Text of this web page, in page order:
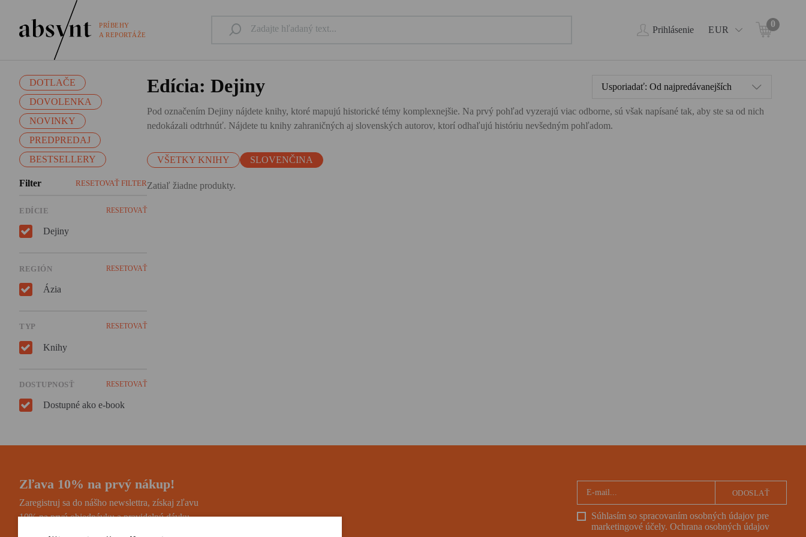
PRÍBEHY
A REPORTÁŽE
Prihlásenie EUR
0
DOTLAČE
DOVOLENKA
NOVINKY
PREDPREDAJ
BESTSELLERY
Filter RESETOVAŤ FILTER
EDÍCIE RESETOVAŤ
Dejiny
REGIÓN RESETOVAŤ
Ázia
TYP RESETOVAŤ
Knihy
DOSTUPNOSŤ RESETOVAŤ
Dostupné ako e-book
Edícia: Dejiny
Pod označením Dejiny nájdete knihy, ktoré mapujú historické témy komplexnejšie. Na prvý pohľad vyzerajú viac odborne, sú však napísané tak, aby ste sa od nich
nedokázali odtrhnúť. Nájdete tu knihy zahraničných aj slovenských autorov, ktorí odhaľujú históriu nevšedným pohľadom.
VŠETKY KNIHY SLOVENČINA
Usporiadať: Od najpredávanejších
Zatiaľ žiadne produkty.
Zľava 10% na prvý nákup!
Zaregistruj sa do nášho newslettra, získaj zľavu
10% na prvú objednávku a pravidelnú dávku
Súhlasím so spracovaním osobných údajov pre
marketingové účely. Ochrana osobných údajov
ODOSLAŤ